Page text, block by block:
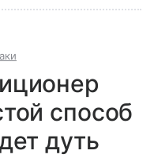
способ
дуть